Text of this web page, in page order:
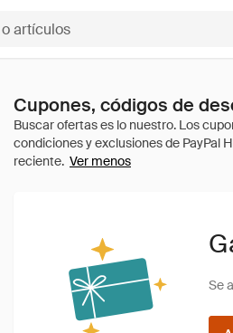
Cupones, códigos de
Ver menos
Se